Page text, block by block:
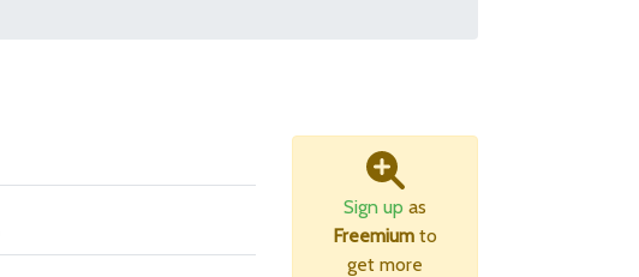
Sign up as
Freemium to
get more